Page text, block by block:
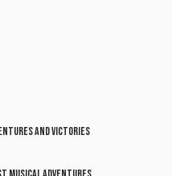
AND VICTORIES